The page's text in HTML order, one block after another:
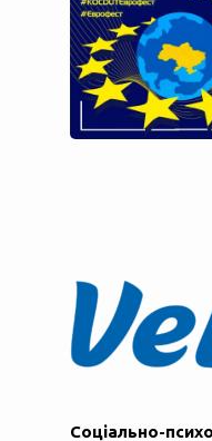
Соціально-